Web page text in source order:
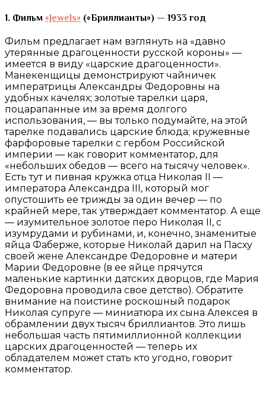
1. Фильм «Jewels» («Бриллианты») — 1933 год
Фильм предлагает нам взглянуть на «давно
утерянные драгоценности русской короны» —
имеется в виду «царские драгоценности».
Манекенщицы демонстрируют чайничек
императрицы Александры Федоровны на
удобных качелях; золотые тарелки царя,
поцарапанные им за время долгого
использования, — вы только подумайте, на этой
тарелке подавались царские блюда; кружевные
фарфоровые тарелки с гербом Российской
империи — как говорит комментатор, для
«небольших обедов — всего на тысячу человек».
Есть тут и пивная кружка отца Николая II —
императора Александра III, который мог
опустошить ее трижды за один вечер — по
крайней мере, так утверждает комментатор. А еще
— изумительное золотое перо Николая II, с
изумрудами и рубинами, и, конечно, знаменитые
яйца Фаберже, которые Николай дарил на Пасху
своей жене Александре Федоровне и матери
Марии Федоровне (в ее яйце прячутся
маленькие картинки датских дворцов, где Мария
Федоровна проводила свое детство). Обратите
внимание на поистине роскошный подарок
Николая супруге — миниатюра их сына Алексея в
обрамлении двух тысяч бриллиантов. Это лишь
небольшая часть пятимиллионной коллекции
царских драгоценностей — теперь их
обладателем может стать кто угодно, говорит
комментатор.